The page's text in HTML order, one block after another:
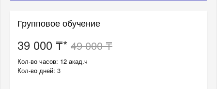
Групповое обучение
39 000 ₸* 49 000 ₸
Кол-во часов: 12 акад.ч
Кол-во дней: 3